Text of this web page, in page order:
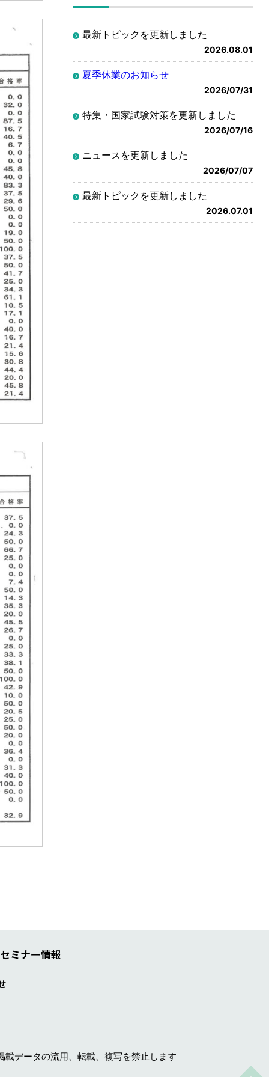
最新トピックを更新しました
2026.08.01
夏季休業のお知らせ
2026/07/31
特集・国家試験対策を更新しました
2026/07/16
ニュースを更新しました
2026/07/07
最新トピックを更新しました
2026.07.01
ミナー情報
データの流用、転載、複写を禁止します